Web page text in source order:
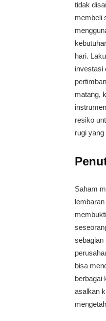
tidak
membeli
hari.
investasi
matang,
resiko
rugi yang
Saham
sebagian
bisa
berbagai
asalkan